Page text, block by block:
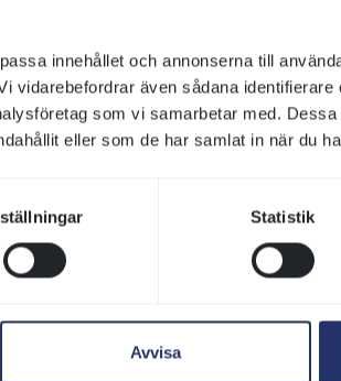
innehållet och annonserna till
vidarebefordrar även sådana identifierare
som vi samarbetar med.
eller som de har samlat in när du
Statistik
Avvisa
gurkcrème med gröna ärtor, röd